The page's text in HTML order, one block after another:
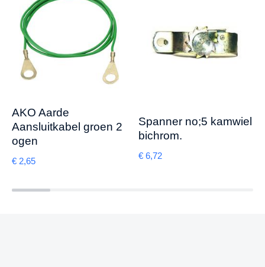
AKO Aarde
Aansluitkabel groen 2
ogen
€ 2,65
Spanner no;5 kamwiel
bichrom.
€ 6,72